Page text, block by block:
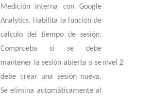
Medición interna con Google
Analytics. Habilita la función de
cálculo del tiempo de sesión.
Comprueba si se debe
mantener la sesión abierta o se
debe crear una sesión nueva.
Se elimina automáticamente al
nivel 2